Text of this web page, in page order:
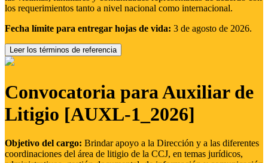
los requerimientos tanto a nivel nacional como internacional.
Fecha límite para entregar hojas de vida: 3 de agosto de 2026.
Leer los términos de referencia
Convocatoria para Auxiliar de
Litigio [AUXL-1_2026]
Objetivo del cargo: Brindar apoyo a la Dirección y a las diferentes
coordinaciones del área de litigio de la CCJ, en temas jurídicos,